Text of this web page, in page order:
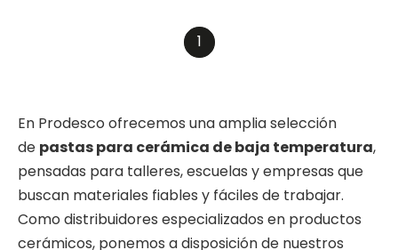
1
En Prodesco ofrecemos una amplia selección
de pastas para cerámica de baja temperatura,
pensadas para talleres, escuelas y empresas que
buscan materiales fiables y fáciles de trabajar.
Como distribuidores especializados en productos
cerámicos, ponemos a disposición de nuestros